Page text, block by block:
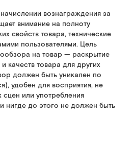
вознаграждения за
внимание на полноту
свойств товара, технические
пользователями. Цель
на товар — раскрытие
качеств товара для других
должен быть уникален по
удобен для восприятия, не
или употребления
нигде до этого не должен быть